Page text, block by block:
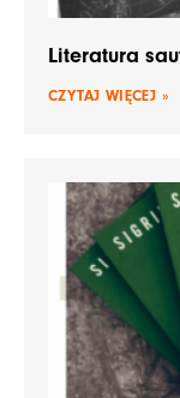
Literatura
CZYTAJ WIĘCEJ »